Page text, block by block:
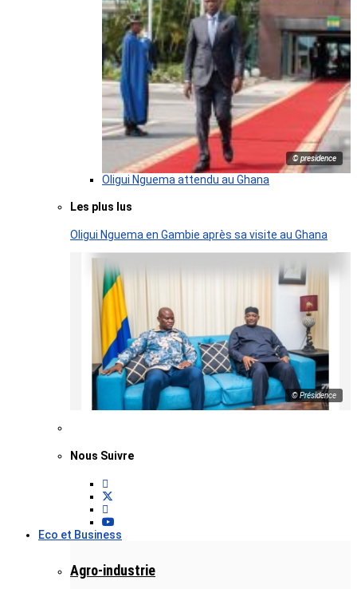
© presidence
Oligui Nguema attendu au Ghana
Les plus lus
Oligui Nguema en Gambie après sa visite au Ghana
© Présidence
Nous Suivre
Eco et Business
Agro-industrie